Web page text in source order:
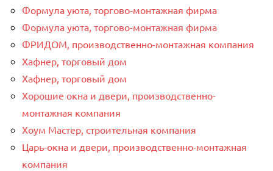
Формула уюта, торгово-монтажная фирма
Формула уюта, торгово-монтажная фирма
ФРИДОМ, производственно-монтажная компания
Хафнер, торговый дом
Хафнер, торговый дом
Хорошие окна и двери, производственно-
монтажная компания
Хоум Мастер, строительная компания
Царь-окна и двери, производственно-монтажная
компания